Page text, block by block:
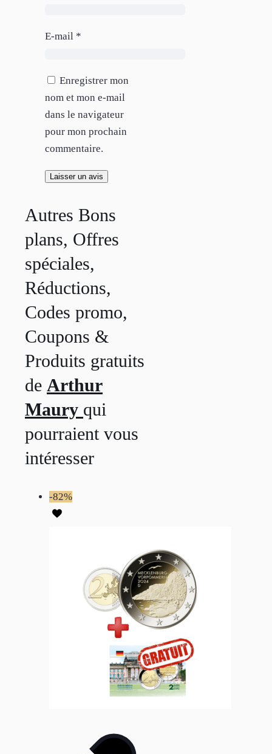
E-mail *
Enregistrer mon
nom et mon e-mail
dans le navigateur
pour mon prochain
commentaire.
Autres Bons
plans, Offres
spéciales,
Réductions,
Codes promo,
Coupons &
Produits gratuits
de Arthur
Maury qui
pourraient vous
intéresser
-82%